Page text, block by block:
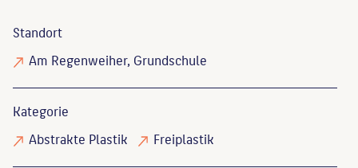
Standort
Am Regenweiher, Grundschule
Kategorie
Abstrakte Plastik
Freiplastik